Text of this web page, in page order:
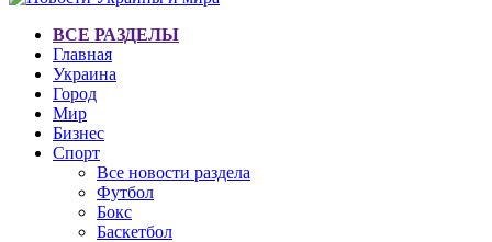
ВСЕ РАЗДЕЛЫ
Главная
Украина
Город
Мир
Бизнес
Спорт
Все новости раздела
Футбол
Бокс
Баскетбол